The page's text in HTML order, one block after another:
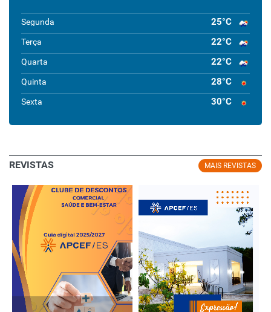
Segunda 25°C
Terça 22°C
Quarta 22°C
Quinta 28°C
Sexta 30°C
MAIS REVISTAS
REVISTAS